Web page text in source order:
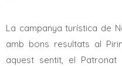
La campanya turística de
amb bons resultats al
aquest sentit, el